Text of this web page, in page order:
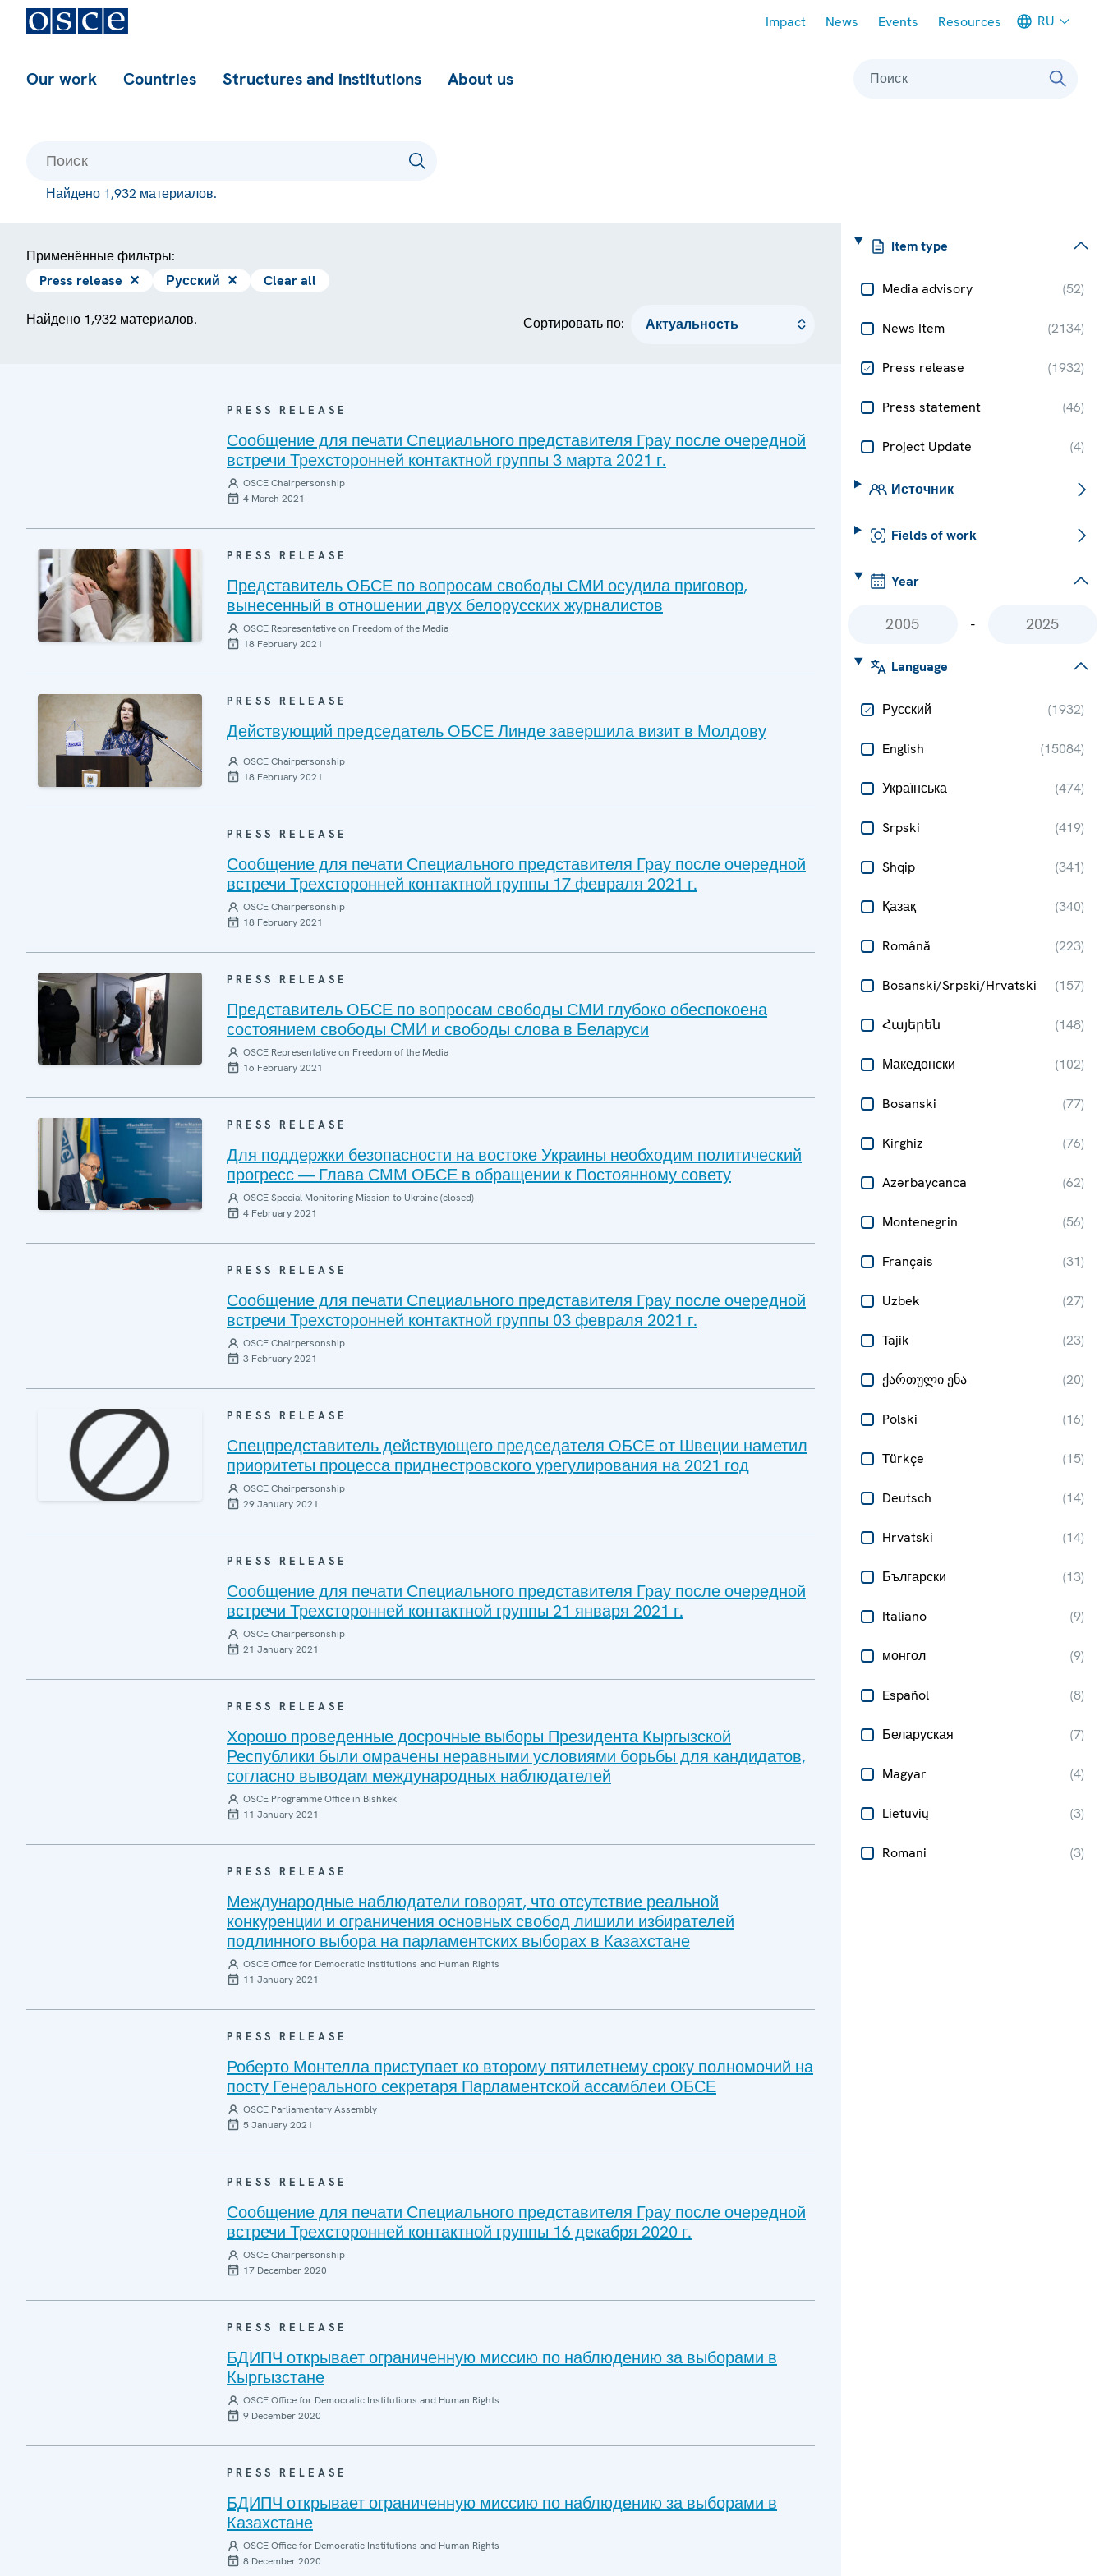
Impact News Events Resources RU
Our work Countries Structures and institutions About us Поиск
Найдено 1,932 материалов.
Item type
Media advisory (52)
News Item (2134)
Press release (1932)
Press statement (46)
Project Update (4)
Источник
Fields of work
Year
-
Language
Русский (1932)
English (15084)
Українська (474)
Srpski (419)
Shqip (341)
Қазақ (340)
Română (223)
Bosanski/Srpski/Hrvatski (157)
Հայերեն (148)
Македонски (102)
Bosanski (77)
Kirghiz (76)
Azərbaycanca (62)
Montenegrin (56)
Français (31)
Uzbek (27)
Tajik (23)
ქართული ენა (20)
Polski (16)
Türkçe (15)
Deutsch (14)
Hrvatski (14)
Български (13)
Italiano (9)
монгол (9)
Español (8)
Беларуская (7)
Magyar (4)
Lietuvių (3)
Romani (3)
Применённые фильтры:
Press release ✕ Русский ✕ Clear all
Найдено 1,932 материалов. Сортировать по:
PRESS RELEASE
Сообщение для печати Специального представителя Грау после очередной
встречи Трехсторонней контактной группы 3 марта 2021 г.
OSCE Chairpersonship
4 March 2021
PRESS RELEASE
Представитель ОБСЕ по вопросам свободы СМИ осудила приговор,
вынесенный в отношении двух белорусских журналистов
OSCE Representative on Freedom of the Media
18 February 2021
PRESS RELEASE
Действующий председатель ОБСЕ Линде завершила визит в Молдову
OSCE Chairpersonship
18 February 2021
PRESS RELEASE
Сообщение для печати Специального представителя Грау после очередной
встречи Трехсторонней контактной группы 17 февраля 2021 г.
OSCE Chairpersonship
18 February 2021
PRESS RELEASE
Представитель ОБСЕ по вопросам свободы СМИ глубоко обеспокоена
состоянием свободы СМИ и свободы слова в Беларуси
OSCE Representative on Freedom of the Media
16 February 2021
PRESS RELEASE
Для поддержки безопасности на востоке Украины необходим политический
прогресс — Глава СММ ОБСЕ в обращении к Постоянному совету
OSCE Special Monitoring Mission to Ukraine (closed)
4 February 2021
PRESS RELEASE
Сообщение для печати Специального представителя Грау после очередной
встречи Трехсторонней контактной группы 03 февраля 2021 г.
OSCE Chairpersonship
3 February 2021
PRESS RELEASE
Cпецпредставитель действующего председателя ОБСЕ от Швеции наметил
приоритеты процесса приднестровского урегулирования на 2021 год
OSCE Chairpersonship
29 January 2021
PRESS RELEASE
Сообщение для печати Специального представителя Грау после очередной
встречи Трехсторонней контактной группы 21 января 2021 г.
OSCE Chairpersonship
21 January 2021
PRESS RELEASE
Хорошо проведенные досрочные выборы Президента Кыргызской
Республики были омрачены неравными условиями борьбы для кандидатов,
согласно выводам международных наблюдателей
OSCE Programme Office in Bishkek
11 January 2021
PRESS RELEASE
Международные наблюдатели говорят, что отсутствие реальной
конкуренции и ограничения основных свобод лишили избирателей
подлинного выбора на парламентских выборах в Казахстане
OSCE Office for Democratic Institutions and Human Rights
11 January 2021
PRESS RELEASE
Роберто Монтелла приступает ко второму пятилетнему сроку полномочий на
посту Генерального секретаря Парламентской ассамблеи ОБСЕ
OSCE Parliamentary Assembly
5 January 2021
PRESS RELEASE
Сообщение для печати Специального представителя Грау после очередной
встречи Трехсторонней контактной группы 16 декабря 2020 г.
OSCE Chairpersonship
17 December 2020
PRESS RELEASE
БДИПЧ открывает ограниченную миссию по наблюдению за выборами в
Кыргызстане
OSCE Office for Democratic Institutions and Human Rights
9 December 2020
PRESS RELEASE
БДИПЧ открывает ограниченную миссию по наблюдению за выборами в
Казахстане
OSCE Office for Democratic Institutions and Human Rights
8 December 2020